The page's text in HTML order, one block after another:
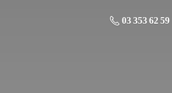
03 353 62 59